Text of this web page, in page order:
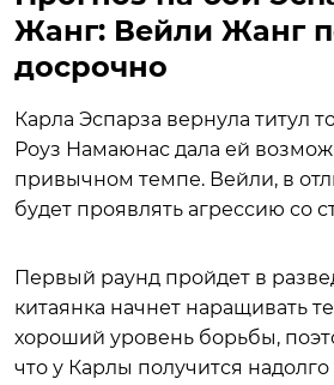
Жанг: Вейли Жанг
досрочно
Карла Эспарза вернула титул
Роуз Намаюнас дала ей
привычном темпе. Вейли, в
будет проявлять агрессию со
Первый раунд пройдет в
китаянка начнет наращивать
хороший уровень борьбы,
что у Карлы получится